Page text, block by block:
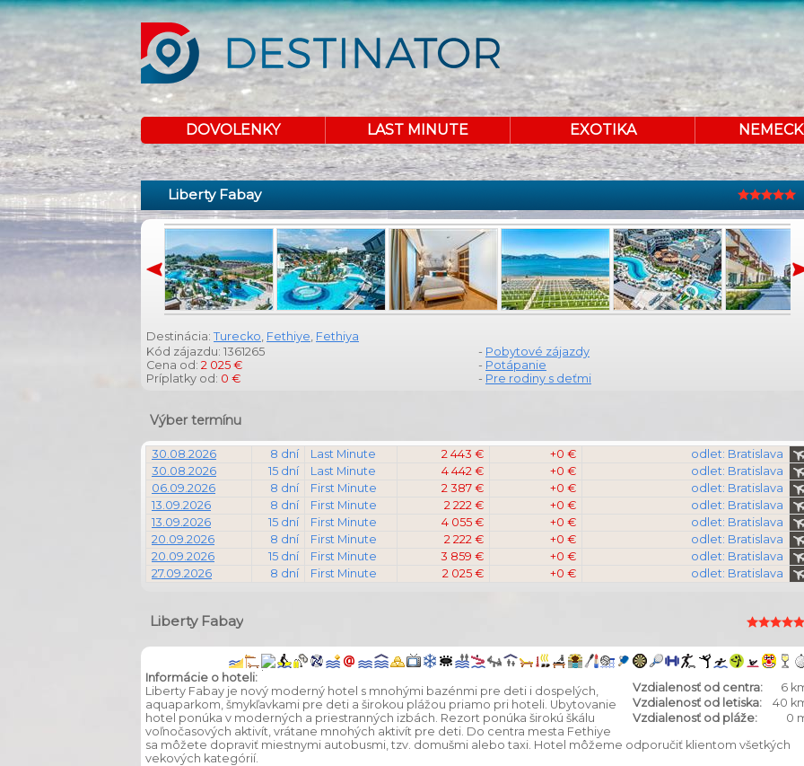
DOVOLENKY LAST MINUTE EXOTIKA
Liberty Fabay
Destinácia: Turecko, Fethiye, Fethiya
Kód zájazdu: 1361265
Cena od: 2 025 €
Príplatky od: 0 €
- Pobytové zájazdy
- Potápanie
- Pre rodiny s deťmi
Výber termínu
30.08.2026 8 dní Last Minute 2 443 € +0 €
odlet: Bratislava
30.08.2026
15 dní Last Minute 4 442 € +0 €
odlet: Bratislava
06.09.2026
8 dní First Minute 2 387 € +0 €
odlet: Bratislava
13.09.2026
8 dní First Minute 2 222 € +0 €
odlet: Bratislava
13.09.2026
15 dní First Minute 4 055 € +0 €
odlet: Bratislava
20.09.2026
8 dní First Minute 2 222 € +0 €
odlet: Bratislava
20.09.2026
15 dní First Minute 3 859 € +0 €
odlet: Bratislava
27.09.2026
8 dní First Minute 2 025 € +0 € odlet: Bratislava
Liberty Fabay
Vzdialenosť od centra:
6
Vzdialenosť od letiska:
40
Vzdialenosť od pláže:
0
Informácie o hoteli:
Liberty Fabay je nový moderný hotel s mnohými bazénmi pre deti i dospelých,
aquaparkom, šmykľavkami pre deti a širokou plážou priamo pri hoteli. Ubytovanie
hotel ponúka v moderných a priestranných izbách. Rezort ponúka širokú škálu
voľnočasových aktivít, vrátane mnohých aktivít pre deti. Do centra mesta Fethiye
sa môžete dopraviť miestnymi autobusmi, tzv. domušmi alebo taxi. Hotel môžeme odporučiť klientom všetkých
vekových kategórií.